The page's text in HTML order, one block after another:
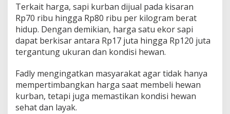
Terkait harga, sapi kurban dijual pada kisaran
Rp70 ribu hingga Rp80 ribu per kilogram berat
hidup. Dengan demikian, harga satu ekor sapi
dapat berkisar antara Rp17 juta hingga Rp120 juta
tergantung ukuran dan kondisi hewan.
Fadly mengingatkan masyarakat agar tidak hanya
mempertimbangkan harga saat membeli hewan
kurban, tetapi juga memastikan kondisi hewan
sehat dan layak.